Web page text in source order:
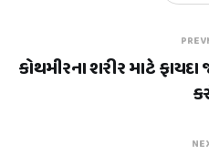
કોથમીરના શરીર માટે